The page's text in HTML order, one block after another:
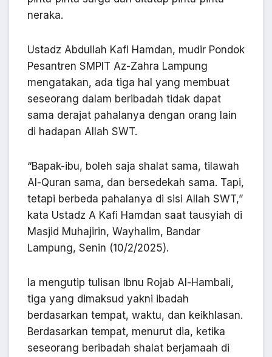
neraka.
Ustadz Abdullah Kafi Hamdan, mudir Pondok
Pesantren SMPIT Az-Zahra Lampung
mengatakan, ada tiga hal yang membuat
seseorang dalam beribadah tidak dapat
sama derajat pahalanya dengan orang lain
di hadapan Allah SWT.
“Bapak-ibu, boleh saja shalat sama, tilawah
Al-Quran sama, dan bersedekah sama. Tapi,
tetapi berbeda pahalanya di sisi Allah SWT,”
kata Ustadz A Kafi Hamdan saat tausyiah di
Masjid Muhajirin, Wayhalim, Bandar
Lampung, Senin (10/2/2025).
Ia mengutip tulisan Ibnu Rojab Al-Hambali,
tiga yang dimaksud yakni ibadah
berdasarkan tempat, waktu, dan keikhlasan.
Berdasarkan tempat, menurut dia, ketika
seseorang beribadah shalat berjamaah di